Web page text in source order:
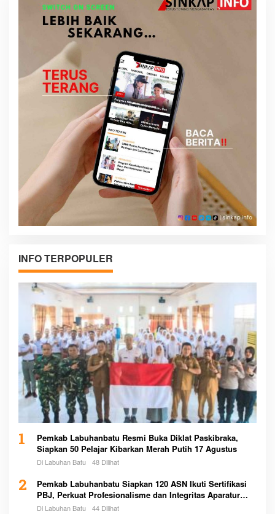
INFO TERPOPULER
1
Pemkab Labuhanbatu Resmi Buka Diklat Paskibraka,
Siapkan 50 Pelajar Kibarkan Merah Putih 17 Agustus
Di Labuhan Batu 48 Dilihat
2
Pemkab Labuhanbatu Siapkan 120 ASN Ikuti Sertifikasi
PBJ, Perkuat Profesionalisme dan Integritas Aparatur
Pemerintah
Di Labuhan Batu 44 Dilihat